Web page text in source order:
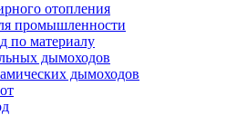
отопления
промышленности
по материалу
дымоходов
дымоходов